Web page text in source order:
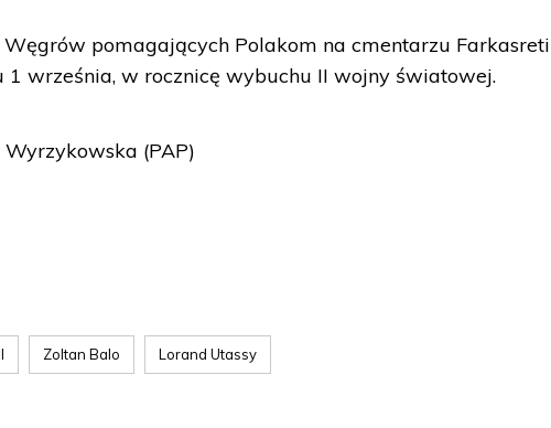
pomagających Polakom na cmentarzu Farkasreti
1 września, w rocznicę wybuchu II wojny światowej.
(PAP)
Zoltan Balo Lorand Utassy